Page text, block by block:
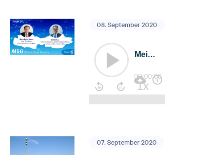
08. September 2020
07. September 2020